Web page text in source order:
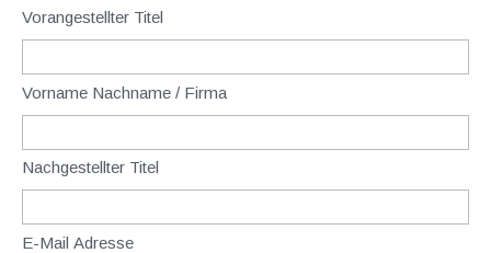
Vorangestellter Titel
Vorname Nachname / Firma
Nachgestellter Titel
E-Mail Adresse